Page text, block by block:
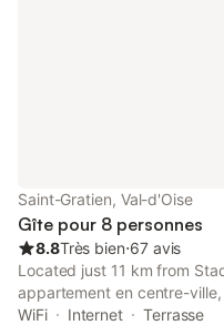
Saint-Gratien, Val-d'Oise
Gîte pour 8 personnes
8.8Très bien⋅67 avis
Located just 11 km from
appartement en centre-
features accommodation in
WiFi Internet
Terrasse